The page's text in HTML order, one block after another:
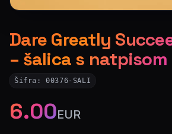
Dare Greatly
– šalica s natpisom
Šifra:00376-SALI
6.00EUR